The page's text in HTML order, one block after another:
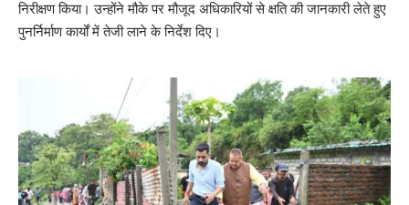
निरीक्षण किया। उन्होंने मौके पर मौजूद अधिकारियों से क्षति की जानकारी लेते हुए
पुनर्निर्माण कार्यों में तेजी लाने के निर्देश दिए।